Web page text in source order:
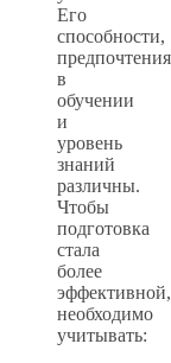
Его
способности,
предпочтения
в
обучении
и
уровень
знаний
различны.
Чтобы
подготовка
стала
более
эффективной,
необходимо
учитывать: